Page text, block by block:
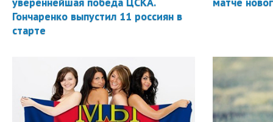
Гончаренко выпустил 11 россиян в
старте